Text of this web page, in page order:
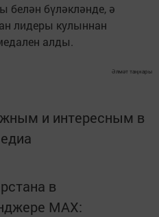
белән бүләкләнде, ә
лидеры кулыннан
алды.
Әлмәт таңнары
и интересным в
в
MАХ: